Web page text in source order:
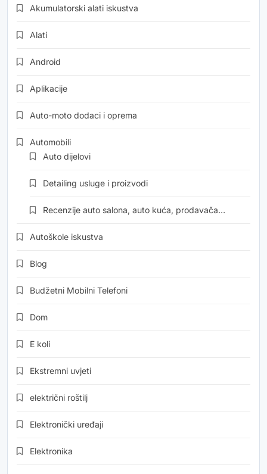
Akumulatorski alati iskustva
Alati
Android
Aplikacije
Auto-moto dodaci i oprema
Automobili
Auto dijelovi
Detailing usluge i proizvodi
Recenzije auto salona, auto kuća, prodavača…
Autoškole iskustva
Blog
Budžetni Mobilni Telefoni
Dom
E koli
Ekstremni uvjeti
električni roštilj
Elektronički uređaji
Elektronika